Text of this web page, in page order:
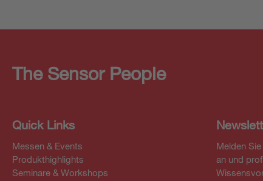
The Sensor People
Quick Links
Messen & Events
Produkthighlights
Seminare & Workshops
Melden
an und